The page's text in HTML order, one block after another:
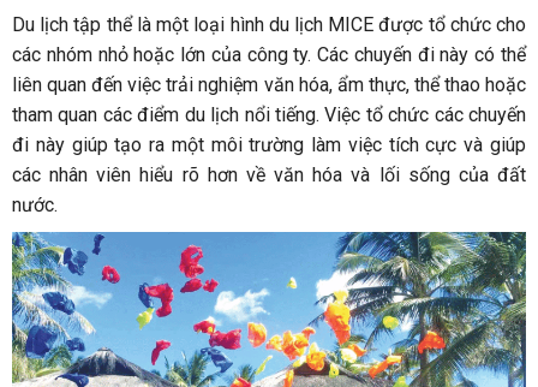
Du lịch tập thể là một loại hình du lịch MICE được tổ chức cho
các nhóm nhỏ hoặc lớn của công ty. Các chuyến đi này có thể
liên quan đến việc trải nghiệm văn hóa, ẩm thực, thể thao hoặc
tham quan các điểm du lịch nổi tiếng. Việc tổ chức các chuyến
đi này giúp tạo ra một môi trường làm việc tích cực và giúp
các nhân viên hiểu rõ hơn về văn hóa và lối sống của đất
nước.